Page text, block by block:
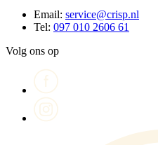
Email: service@crisp.nl
Tel: 097 010 2606 61
Volg ons op